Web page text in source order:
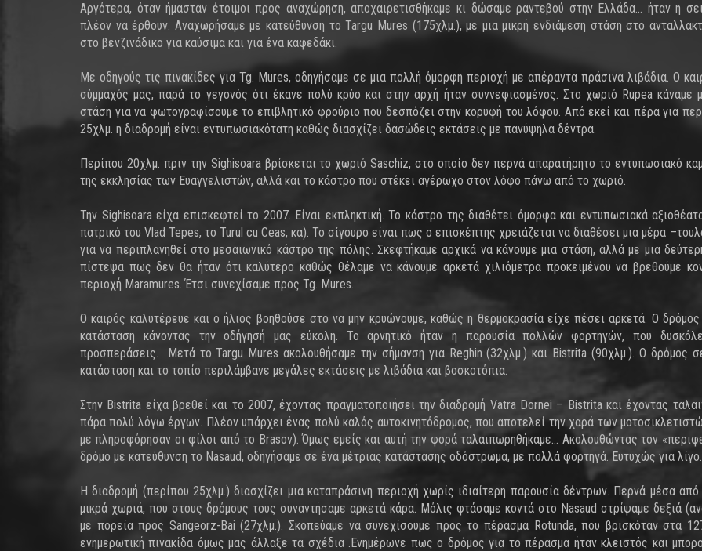
Αργότερα, όταν ήμασταν έτοιμοι προς αναχώρηση, αποχαιρετισθήκαμε κι δώσαμε ραντεβού στην Ελλάδα… ήταν η
πλέον να έρθουν. Αναχωρήσαμε με κατεύθυνση το Targu Mures (175χλμ.), με μια μικρή ενδιάμεση στάση στο
στο βενζινάδικο για καύσιμα και για ένα καφεδάκι.
Με οδηγούς τις πινακίδες για Tg. Mures, οδηγήσαμε σε μια πολλή όμορφη περιοχή με απέραντα πράσινα λιβάδια. Ο
σύμμαχός μας, παρά το γεγονός ότι έκανε πολύ κρύο και στην αρχή ήταν συννεφιασμένος. Στο χωριό Rupea κάναμε
στάση για να φωτογραφίσουμε το επιβλητικό φρούριο που δεσπόζει στην κορυφή του λόφου. Από εκεί και πέρα για
25χλμ. η διαδρομή είναι εντυπωσιακότατη καθώς διασχίζει δασώδεις εκτάσεις με πανύψηλα δέντρα.
Περίπου 20χλμ. πριν την Sighisoara βρίσκεται το χωριό Saschiz, στο οποίο δεν περνά απαρατήρητο το εντυπωσιακό
της εκκλησίας των Ευαγγελιστών, αλλά και το κάστρο που στέκει αγέρωχο στον λόφο πάνω από το χωριό.
Την Sighisoara είχα επισκεφτεί το 2007. Είναι εκπληκτική. Το κάστρο της διαθέτει όμορφα και εντυπωσιακά
πατρικό του Vlad Tepes, το Turul cu Ceas, κα). Το σίγουρο είναι πως ο επισκέπτης χρειάζεται να διαθέσει μια μέρα
για να περιπλανηθεί στο μεσαιωνικό κάστρο της πόλης. Σκεφτήκαμε αρχικά να κάνουμε μια στάση, αλλά με μια
πίστεψα πως δεν θα ήταν ότι καλύτερο καθώς θέλαμε να κάνουμε αρκετά χιλιόμετρα προκειμένου να βρεθούμε
περιοχή Maramures. Έτσι συνεχίσαμε προς Tg. Mures.
Ο καιρός καλυτέρευε και ο ήλιος βοηθούσε στο να μην κρυώνουμε, καθώς η θερμοκρασία είχε πέσει αρκετά. Ο
κατάσταση κάνοντας την οδήγησή μας εύκολη. Το αρνητικό ήταν η παρουσία πολλών φορτηγών, που
προσπεράσεις. Μετά το Targu Mures ακολουθήσαμε την σήμανση για Reghin (32χλμ.) και Bistrita (90χλμ.). Ο δρόμος
κατάσταση και το τοπίο περιλάμβανε μεγάλες εκτάσεις με λιβάδια και βοσκοτόπια.
Στην Bistrita είχα βρεθεί και το 2007, έχοντας πραγματοποιήσει την διαδρομή Vatra Dornei – Bistrita και έχοντας
πάρα πολύ λόγω έργων. Πλέον υπάρχει ένας πολύ καλός αυτοκινητόδρομος, που αποτελεί την χαρά των
με πληροφόρησαν οι φίλοι από το Brasov). Όμως εμείς και αυτή την φορά ταλαιπωρηθήκαμε… Ακολουθώντας τον
δρόμο με κατεύθυνση το Nasaud, οδηγήσαμε σε ένα μέτριας κατάστασης οδόστρωμα, με πολλά φορτηγά. Ευτυχώς για
Η διαδρομή (περίπου 25χλμ.) διασχίζει μια καταπράσινη περιοχή χωρίς ιδιαίτερη παρουσία δέντρων. Περνά μέσα από
μικρά χωριά, που στους δρόμους τους συναντήσαμε αρκετά κάρα. Μόλις φτάσαμε κοντά στο Nasaud στρίψαμε δεξιά
με πορεία προς Sangeorz-Bai (27χλμ.). Σκοπεύαμε να συνεχίσουμε προς το πέρασμα Rotunda, που βρισκόταν στα
ενημερωτική πινακίδα όμως μας άλλαξε τα σχέδια .Ενημέρωνε πως ο δρόμος για το πέρασμα ήταν κλειστός και